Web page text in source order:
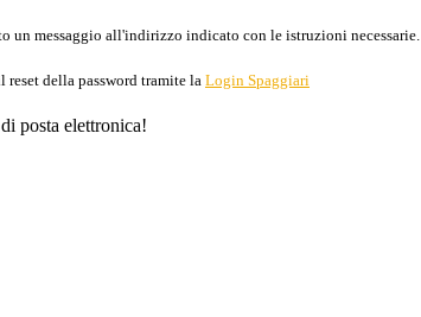
un messaggio all'indirizzo indicato con le istruzioni necessarie.
reset della password tramite la Login Spaggiari
posta elettronica!